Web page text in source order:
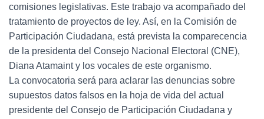
comisiones legislativas. Este trabajo va acompañado del
tratamiento de proyectos de ley. Así, en la Comisión de
Participación Ciudadana, está prevista la comparecencia
de la presidenta del Consejo Nacional Electoral (CNE),
Diana Atamaint y los vocales de este organismo.
La convocatoria será para aclarar las denuncias sobre
supuestos datos falsos en la hoja de vida del actual
presidente del Consejo de Participación Ciudadana y